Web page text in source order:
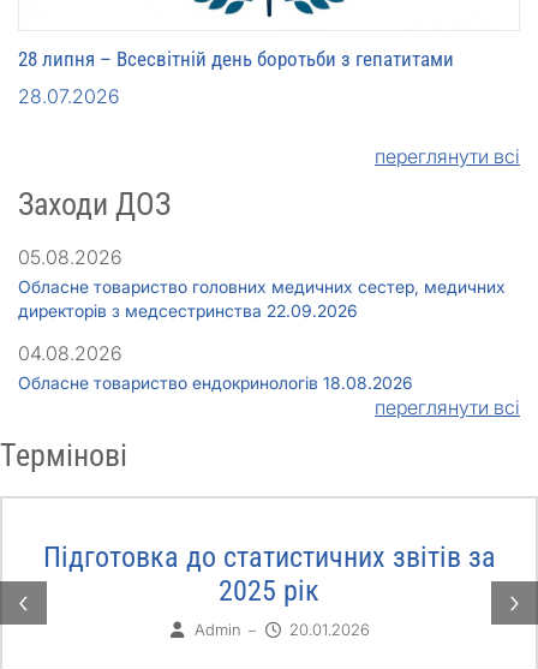
28 липня – Всесвітній день боротьби з гепатитами
28.07.2026
переглянути всі
Заходи ДОЗ
05.08.2026
Обласне товариство головних медичних сестер, медичних
директорів з медсестринства 22.09.2026
04.08.2026
Обласне товариство ендокринологів 18.08.2026
переглянути всі
Термінові
Підготовка до статистичних звітів за
2025 рік
Admin – 20.01.2026
‹ ›